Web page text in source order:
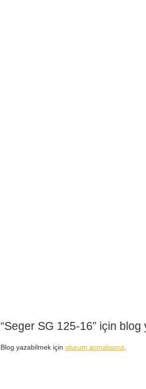
“Seger SG 125-16” için
Blog yazabilmek için oturum açmalısınız.